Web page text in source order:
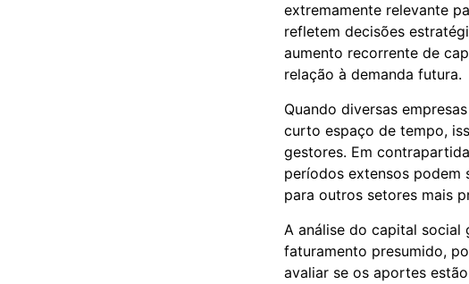
extremamente relevante
refletem decisões
aumento recorrente de
relação à demanda futura.
Quando diversas
curto espaço de tempo,
gestores. Em
períodos extensos podem
para outros setores mais
A análise do capital social
faturamento presumido,
avaliar se os aportes